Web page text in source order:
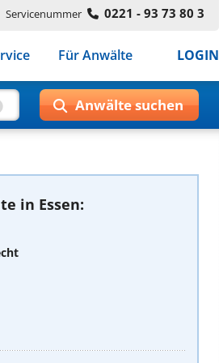
Servicenummer 0221 - 93 73 80 3
Für Anwälte LOGIN
in Essen: